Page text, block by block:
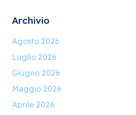
Archivio
Agosto 2026
Luglio 2026
Giugno 2026
Maggio 2026
Aprile 2026